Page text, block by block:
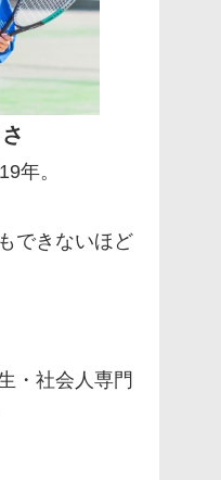
年。
できないほど
・社会人専門